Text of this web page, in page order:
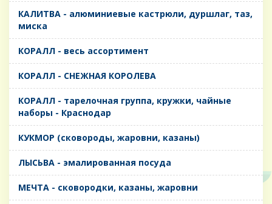
КАЛИТВА - алюминиевые кастрюли, дуршлаг, таз,
миска
КОРАЛЛ - весь ассортимент
КОРАЛЛ - СНЕЖНАЯ КОРОЛЕВА
КОРАЛЛ - тарелочная группа, кружки, чайные
наборы - Краснодар
КУКМОР (сковороды, жаровни, казаны)
ЛЫСЬВА - эмалированная посуда
МЕЧТА - сковородки, казаны, жаровни